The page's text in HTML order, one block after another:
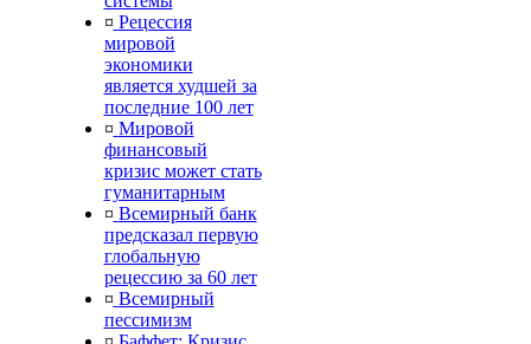
¤ Рецессия
мировой
экономики
является худшей за
последние 100 лет
¤ Мировой
финансовый
кризис может стать
гуманитарным
¤ Всемирный банк
предсказал первую
глобальную
рецессию за 60 лет
¤ Всемирный
пессимизм